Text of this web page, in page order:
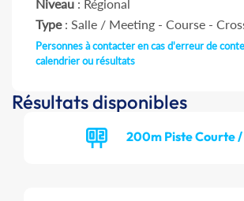
Niveau : Régional
Type: Salle / Meeting - Course -
Personnes à contacter en cas d'erreur de
calendrier ou résultats
Résultats disponibles
200m Piste Courte /